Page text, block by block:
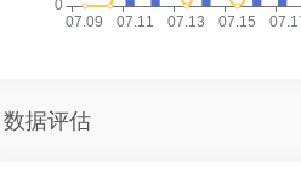
数据评估